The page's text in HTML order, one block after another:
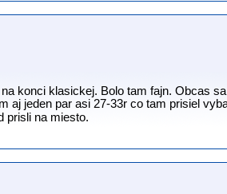
konci klasickej. Bolo tam fajn. Obcas
aj jeden par asi 27-33r co tam prisiel
prisli na miesto.